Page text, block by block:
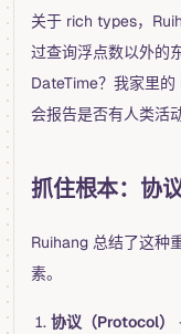
关于 rich types，
过查询浮点数以外的
DateTime？我家里
会报告是否有人类
抓住根本：协
Ruihang 总结了这种
素。
协议（Protocol）